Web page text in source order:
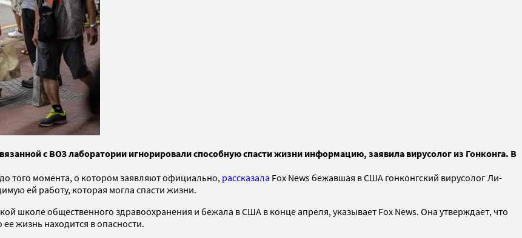
с ВОЗ лаборатории игнорировали способную спасти жизни информацию, заявила вирусолог из Гонконга. В
того момента, о котором заявляют официально, рассказала Fox News бежавшая в США гонконгский вирусолог Ли-
ей работу, которая могла спасти жизни.
школе общественного здравоохранения и бежала в США в конце апреля, указывает Fox News. Она утверждает, что
жизнь находится в опасности.